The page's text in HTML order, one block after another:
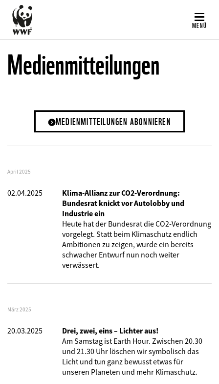
Direkt
zum
Inhalt
MENÜ
Medienmitteilungen
MEDIENMITTEILUNGEN ABONNIEREN
April 2025
02.04.2025
Klima-Allianz zur CO2-Verordnung:
Bundesrat knickt vor Autolobby und
Industrie ein
Heute hat der Bundesrat die CO2-Verordnung
vorgelegt. Statt beim Klimaschutz endlich
Ambitionen zu zeigen, wurde ein bereits
schwacher Entwurf nun noch weiter
verwässert.
März 2025
20.03.2025
Drei, zwei, eins – Lichter aus!
Am Samstag ist Earth Hour. Zwischen 20.30
und 21.30 Uhr löschen wir symbolisch das
Licht und tun ganz bewusst etwas für
unseren Planeten und mehr Klimaschutz.